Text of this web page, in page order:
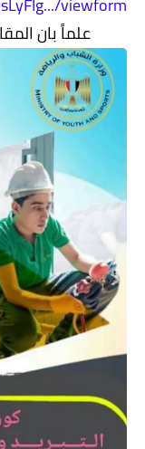
علماً بان المقابلة